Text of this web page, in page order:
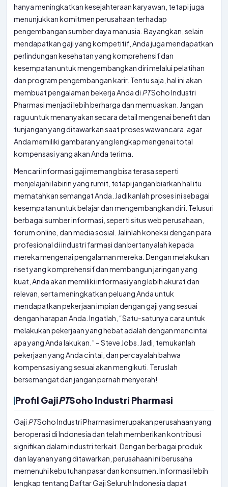
hanya meningkatkan kesejahteraan karyawan, tetapi juga
menunjukkan komitmen perusahaan terhadap
pengembangan sumber daya manusia. Bayangkan, selain
mendapatkan gaji yang kompetitif, Anda juga mendapatkan
perlindungan kesehatan yang komprehensif dan
kesempatan untuk mengembangkan diri melalui pelatihan
dan program pengembangan karir. Tentu saja, hal ini akan
membuat pengalaman bekerja Anda di PTSoho Industri
Pharmasi menjadi lebih berharga dan memuaskan. Jangan
ragu untuk menanyakan secara detail mengenai benefit dan
tunjangan yang ditawarkan saat proses wawancara, agar
Anda memiliki gambaran yang lengkap mengenai total
kompensasi yang akan Anda terima.
Mencari informasi gaji memang bisa terasa seperti
menjelajahi labirin yang rumit, tetapi jangan biarkan hal itu
mematahkan semangat Anda. Jadikanlah proses ini sebagai
kesempatan untuk belajar dan mengembangkan diri. Telusuri
berbagai sumber informasi, seperti situs web perusahaan,
forum online, dan media sosial. Jalinlah koneksi dengan para
profesional di industri farmasi dan bertanyalah kepada
mereka mengenai pengalaman mereka. Dengan melakukan
riset yang komprehensif dan membangun jaringan yang
kuat, Anda akan memiliki informasi yang lebih akurat dan
relevan, serta meningkatkan peluang Anda untuk
mendapatkan pekerjaan impian dengan gaji yang sesuai
dengan harapan Anda. Ingatlah, “Satu-satunya cara untuk
melakukan pekerjaan yang hebat adalah dengan mencintai
apa yang Anda lakukan.” – Steve Jobs. Jadi, temukanlah
pekerjaan yang Anda cintai, dan percayalah bahwa
kompensasi yang sesuai akan mengikuti. Teruslah
bersemangat dan jangan pernah menyerah!
Profil GajiPTSoho Industri Pharmasi
Gaji PTSoho Industri Pharmasi merupakan perusahaan yang
beroperasi di Indonesia dan telah memberikan kontribusi
signifikan dalam industri terkait. Dengan berbagai produk
dan layanan yang ditawarkan, perusahaan ini berusaha
memenuhi kebutuhan pasar dan konsumen. Informasi lebih
lengkap tentang Daftar Gaji Seluruh Indonesia dapat